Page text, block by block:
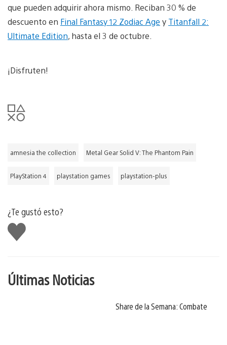
que pueden adquirir ahora mismo. Reciban 30 % de
descuento en Final Fantasy 12 Zodiac Age y Titanfall 2:
Ultimate Edition, hasta el 3 de octubre.
¡Disfruten!
amnesia the collection Metal Gear Solid V: The Phantom Pain
PlayStation 4 playstation games playstation-plus
¿Te gustó esto?
Me
gusta
Últimas Noticias
Share de la Semana: Combate